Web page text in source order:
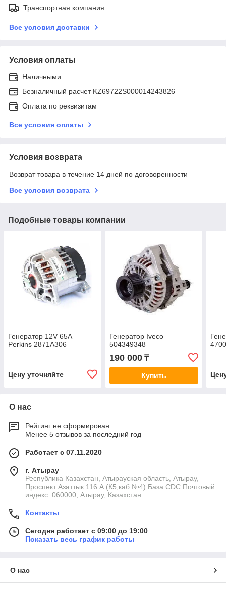
Транспортная компания
Все условия доставки
Условия оплаты
Наличными
Безналичный расчет KZ69722S000014243826
Оплата по реквизитам
Все условия оплаты
Условия возврата
Возврат товара в течение 14 дней по договоренности
Все условия возврата
Подобные товары компании
Генератор 12V 65A
Perkins 2871A306
Цену уточняйте
Генератор Iveco
504349348
190 000₸
Купить
О нас
Рейтинг не сформирован
Менее 5 отзывов за последний год
Работает с 07.11.2020
г. Атырау
Республика Казахстан, Атырауская область, Атырау,
Проспект Азаттык 116 А (К5,каб №4) База CDC Почтовый
индекс: 060000, Атырау, Казахстан
Контакты
Сегодня работает с 09:00 до 19:00
Показать весь график работы
О нас